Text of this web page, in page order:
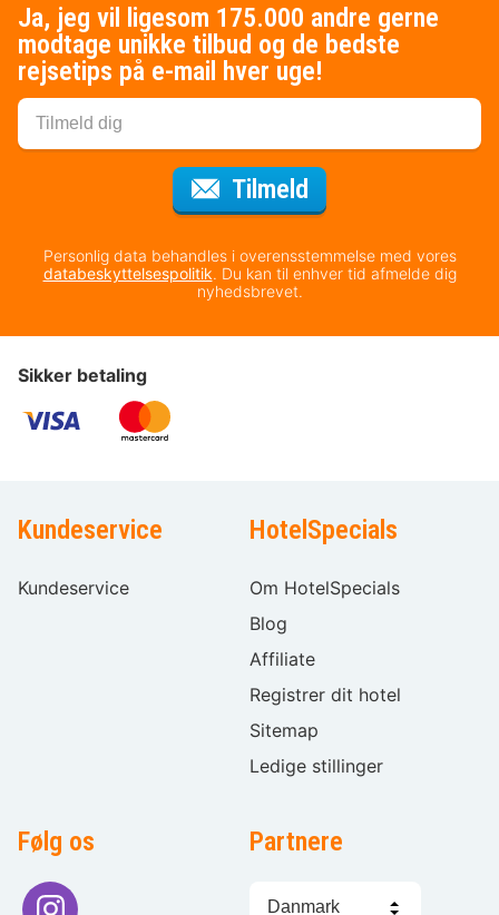
Ja, jeg vil ligesom 175.000 andre gerne
modtage unikke tilbud og de bedste
rejsetips på e-mail hver uge!
Tilmeld
Personlig data behandles i overensstemmelse med vores
databeskyttelsespolitik. Du kan til enhver tid afmelde dig
nyhedsbrevet.
Sikker betaling
Kundeservice
Kundeservice
HotelSpecials
Om HotelSpecials
Blog
Affiliate
Registrer dit hotel
Sitemap
Ledige stillinger
Følg os Partnere